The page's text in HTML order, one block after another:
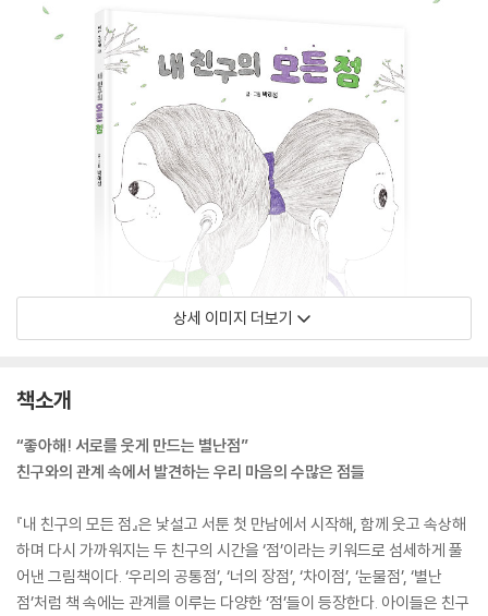
상세 이미지 더보기
책소개
“좋아해! 서로를 웃게 만드는 별난점”
친구와의 관계 속에서 발견하는 우리 마음의 수많은 점들
『내 친구의 모든 점』은 낯설고 서툰 첫 만남에서 시작해, 함께 웃고 속상해
하며 다시 가까워지는 두 친구의 시간을 ‘점’이라는 키워드로 섬세하게 풀
어낸 그림책이다. ‘우리의 공통점’, ‘너의 장점’, ‘차이점’, ‘눈물점’, ‘별난
점’처럼 책 속에는 관계를 이루는 다양한 ‘점’들이 등장한다. 아이들은 친구